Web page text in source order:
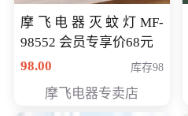
摩飞电器灭蚊灯MF-
98552 会员专享价68元
98.00
库存98
摩飞电器专卖店